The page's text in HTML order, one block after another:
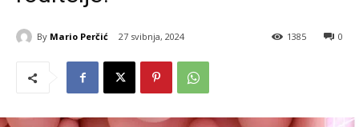
By Mario Perčić 27 svibnja, 2024 0
1385